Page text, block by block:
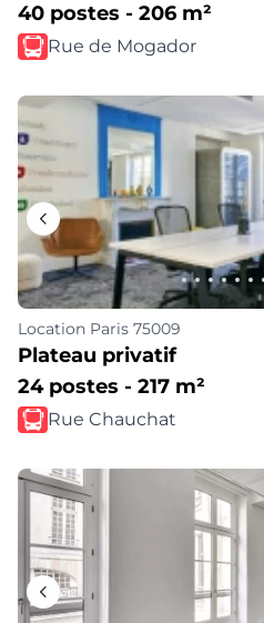
40 postes - 206 m²
Rue de Mogador
Location Paris 75009
Plateau privatif
24 postes - 217 m²
Rue Chauchat